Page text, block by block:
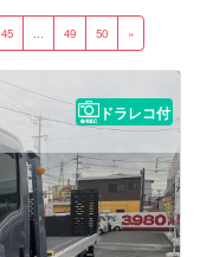
45 ... 49 50 »
ドラレコ付